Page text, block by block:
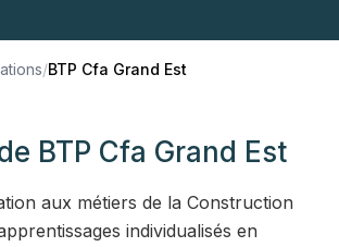
/BTP Cfa Grand Est
BTP Cfa Grand Est
aux métiers de la Construction
individualisés en